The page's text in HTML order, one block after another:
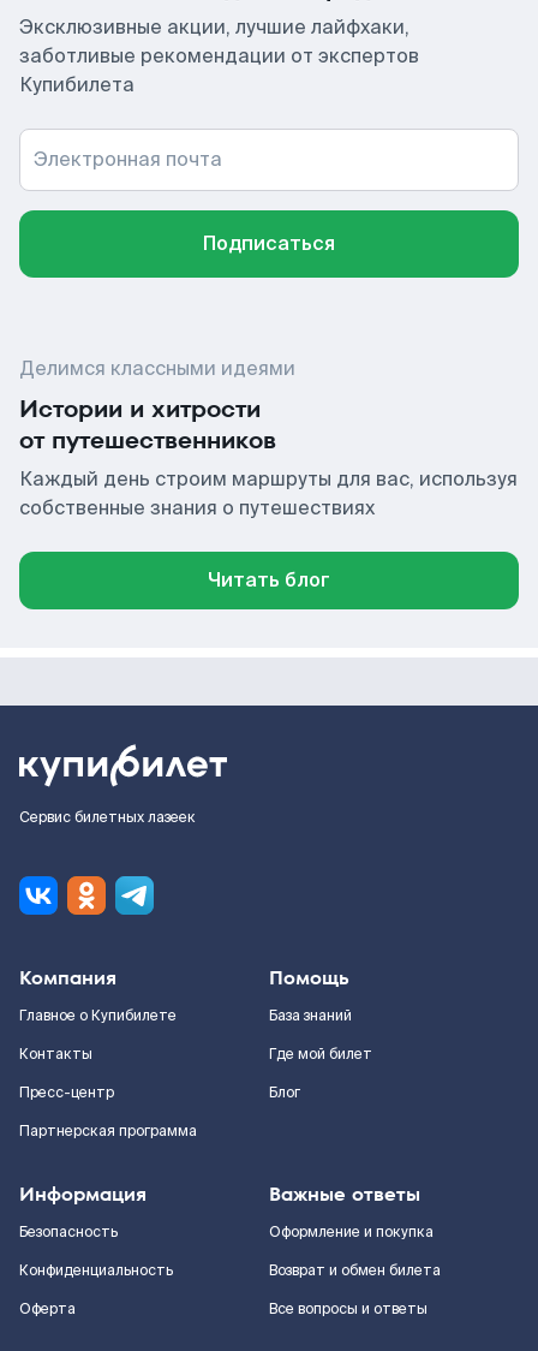
Эксклюзивные акции, лучшие лайфхаки,
заботливые рекомендации от экспертов
Купибилета
Электронная почта
Подписаться
Делимся классными идеями
Истории и хитрости
от путешественников
Каждый день строим маршруты для вас, используя
собственные знания о путешествиях
Читать блог
Сервис билетных лазеек
Компания
Главное о Купибилете
Контакты
Пресс-центр
Партнерская программа
Помощь
База знаний
Где мой билет
Блог
Информация
Безопасность
Конфиденциальность
Оферта
Важные ответы
Оформление и покупка
Возврат и обмен билета
Все вопросы и ответы